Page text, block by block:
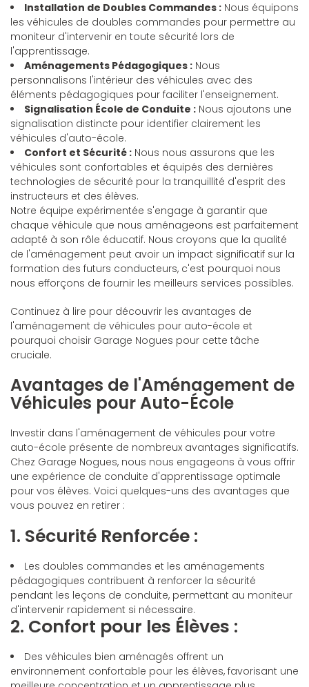
Installation de Doubles Commandes : Nous équipons
les véhicules de doubles commandes pour permettre au
moniteur d'intervenir en toute sécurité lors de
l'apprentissage.
Aménagements Pédagogiques : Nous
personnalisons l'intérieur des véhicules avec des
éléments pédagogiques pour faciliter l'enseignement.
Signalisation École de Conduite : Nous ajoutons une
signalisation distincte pour identifier clairement les
véhicules d'auto-école.
Confort et Sécurité : Nous nous assurons que les
véhicules sont confortables et équipés des dernières
technologies de sécurité pour la tranquillité d'esprit des
instructeurs et des élèves.
Notre équipe expérimentée s'engage à garantir que
chaque véhicule que nous aménageons est parfaitement
adapté à son rôle éducatif. Nous croyons que la qualité
de l'aménagement peut avoir un impact significatif sur la
formation des futurs conducteurs, c'est pourquoi nous
nous efforçons de fournir les meilleurs services possibles.
Continuez à lire pour découvrir les avantages de
l'aménagement de véhicules pour auto-école et
pourquoi choisir Garage Nogues pour cette tâche
cruciale.
Avantages de l'Aménagement de
Véhicules pour Auto-École
Investir dans l'aménagement de véhicules pour votre
auto-école présente de nombreux avantages significatifs.
Chez Garage Nogues, nous nous engageons à vous offrir
une expérience de conduite d'apprentissage optimale
pour vos élèves. Voici quelques-uns des avantages que
vous pouvez en retirer :
1. Sécurité Renforcée :
Les doubles commandes et les aménagements
pédagogiques contribuent à renforcer la sécurité
pendant les leçons de conduite, permettant au moniteur
d'intervenir rapidement si nécessaire.
2. Confort pour les Élèves :
Des véhicules bien aménagés offrent un
environnement confortable pour les élèves, favorisant une